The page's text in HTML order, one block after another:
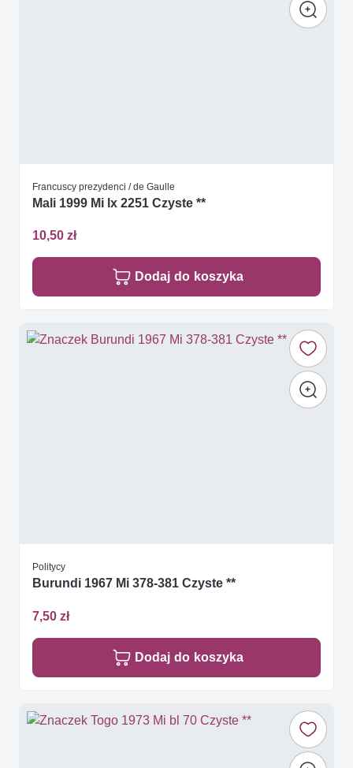
Francuscy prezydenci / de Gaulle
Mali 1999 Mi lx 2251 Czyste **
10,50 zł
Dodaj do koszyka
Politycy
Burundi 1967 Mi 378-381 Czyste **
7,50 zł
Dodaj do koszyka